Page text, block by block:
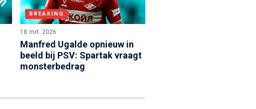
BREAKING
18 mrt. 2026
Manfred Ugalde opnieuw in
beeld bij PSV: Spartak vraagt
monsterbedrag